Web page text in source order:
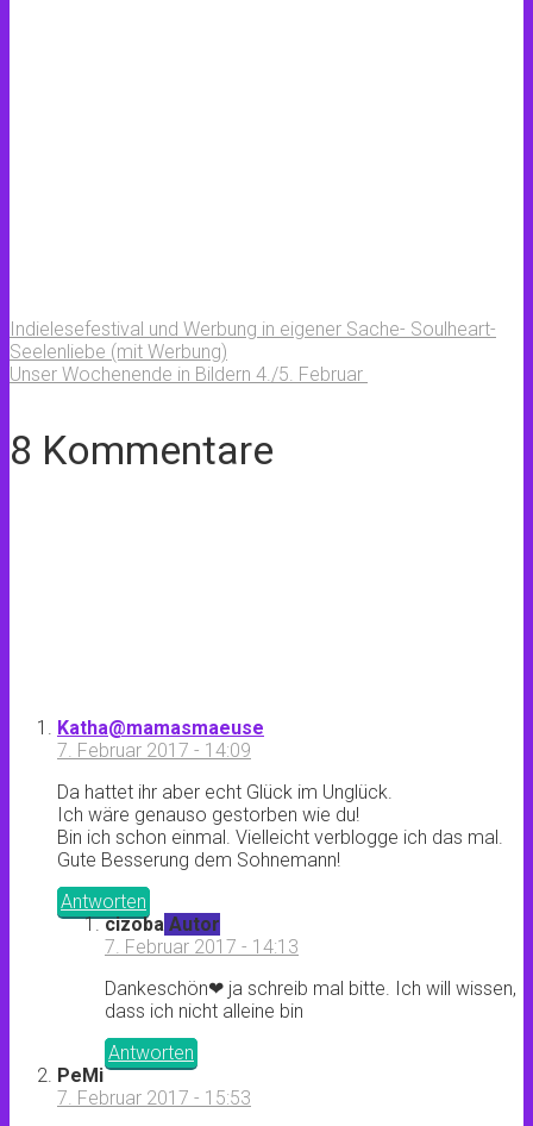
Indielesefestival und Werbung in eigener Sache- Soulheart-
Seelenliebe (mit Werbung)
Unser Wochenende in Bildern 4./5. Februar
8 Kommentare
Katha@mamasmaeuse
7. Februar 2017 - 14:09
Da hattet ihr aber echt Glück im Unglück.
Ich wäre genauso gestorben wie du!
Bin ich schon einmal. Vielleicht verblogge ich das mal.
Gute Besserung dem Sohnemann!
Antworten
cizoba Autor
7. Februar 2017 - 14:13
Dankeschön❤ ja schreib mal bitte. Ich will wissen,
dass ich nicht alleine bin
Antworten
PeMi
7. Februar 2017 - 15:53